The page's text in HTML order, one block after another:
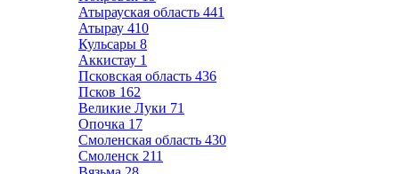
Атырауская область 441
Атырау 410
Кульсары 8
Аккистау 1
Псковская область 436
Псков 162
Великие Луки 71
Опочка 17
Смоленская область 430
Смоленск 211